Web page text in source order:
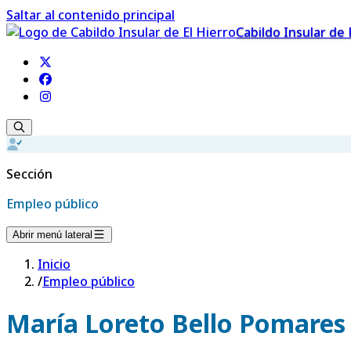
Saltar al contenido principal
Cabildo Insular de
Sección
Empleo público
Abrir menú lateral
Inicio
/Empleo público
María Loreto Bello Pomares